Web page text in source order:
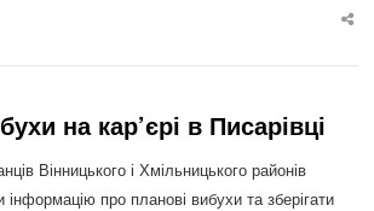
на кар’єрі в Писарівці
Вінницького і Хмільницького районів
інформацію про планові вибухи та зберігати